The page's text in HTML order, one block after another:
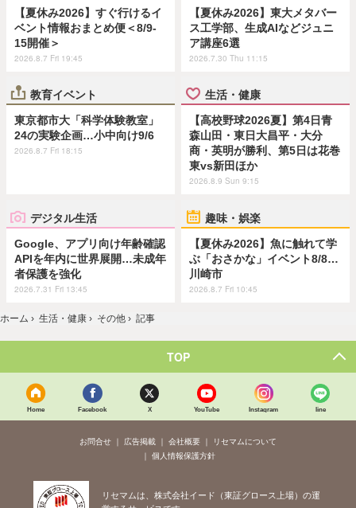
【夏休み2026】すぐ行けるイ
ベント情報おまとめ便＜8/9-
15開催＞
2026.8.7 Fri 19:45
【夏休み2026】東大メタバー
ス工学部、生成AIなどジュニ
ア講座6選
2026.7.30 Thu 11:15
教育イベント
東京都市大「科学体験教室」
24の実験企画…小中向け9/6
2026.8.7 Fri 18:15
生活・健康
【高校野球2026夏】第4日青
森山田・東日大昌平・大分
商・英明が勝利、第5日は花巻
東vs新田ほか
2026.8.9 Sun 9:15
デジタル生活
Google、アプリ向け年齢確認
APIを年内に世界展開…未成年
者保護を強化
2026.7.31 Fri 13:45
趣味・娯楽
【夏休み2026】魚に触れて学
ぶ「おさかな」イベント8/8…
川崎市
2026.8.7 Fri 10:45
ホーム › 生活・健康 › その他 › 記事
TOP
Home Facebook X YouTube Instagram line
お問合せ 広告掲載 会社概要
リセマムについて
個人情報保護方針
リセマムは、株式会社イード（東証グロース上場）の運